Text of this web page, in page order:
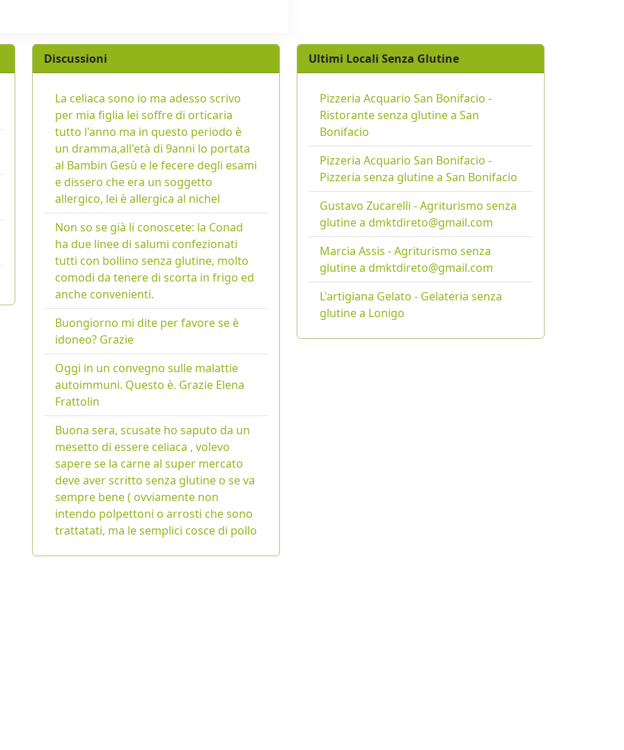
Discussioni
La celiaca sono io ma adesso scrivo
per mia figlia lei soffre di orticaria
tutto l'anno ma in questo periodo è
un dramma,all'età di 9anni lo portata
al Bambin Gesù e le fecere degli esami
e dissero che era un soggetto
allergico, lei è allergica al nichel
Non so se già li conoscete: la Conad
ha due linee di salumi confezionati
tutti con bollino senza glutine, molto
comodi da tenere di scorta in frigo ed
anche convenienti.
Buongiorno mi dite per favore se è
idoneo? Grazie
Oggi in un convegno sulle malattie
autoimmuni. Questo è. Grazie Elena
Frattolin
Buona sera, scusate ho saputo da un
mesetto di essere celiaca , volevo
sapere se la carne al super mercato
deve aver scritto senza glutine o se va
sempre bene ( ovviamente non
intendo polpettoni o arrosti che sono
trattatati, ma le semplici cosce di pollo
Ultimi Locali Senza Glutine
Pizzeria Acquario San Bonifacio -
Ristorante senza glutine a San
Bonifacio
Pizzeria Acquario San Bonifacio -
Pizzeria senza glutine a San Bonifacio
Gustavo Zucarelli - Agriturismo senza
glutine a dmktdireto@gmail.com
Marcia Assis - Agriturismo senza
glutine a dmktdireto@gmail.com
L'artigiana Gelato - Gelateria senza
glutine a Lonigo